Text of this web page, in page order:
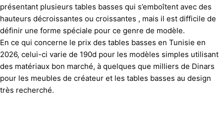
présentant plusieurs tables basses qui s’emboîtent avec des
hauteurs décroissantes ou croissantes , mais il est difficile de
définir une forme spéciale pour ce genre de modèle.
En ce qui concerne le prix des tables basses en Tunisie en
2026, celui-ci varie de 190d pour les modèles simples utilisant
des matériaux bon marché, à quelques que milliers de Dinars
pour les meubles de créateur et les tables basses au design
très recherché.